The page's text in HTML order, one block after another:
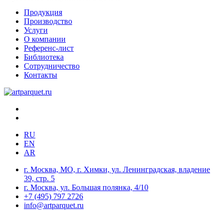
Продукция
Производство
Услуги
О компании
Референс-лист
Библиотека
Сотрудничество
Контакты
RU
EN
AR
г. Москва, МО, г. Химки, ул. Ленинградская, владение
39, стр. 5
г. Москва, ул. Большая полянка, 4/10
+7 (495) 797 2726
info@artparquet.ru